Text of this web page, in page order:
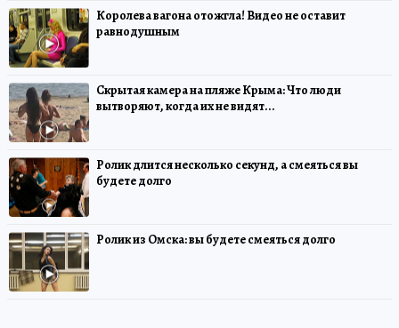
Королева вагона отожгла! Видео не оставит
равнодушным
Скрытая камера на пляже Крыма: Что люди
вытворяют, когда их не видят...
Ролик длится несколько секунд, а смеяться вы
будете долго
Ролик из Омска: вы будете смеяться долго